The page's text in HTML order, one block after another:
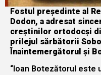
Fostul președinte al
Dodon, a adresat
creștinilor ortodocși
prilejul sărbătorii
Înaintemergătorul și
“Ioan Botezătorul este